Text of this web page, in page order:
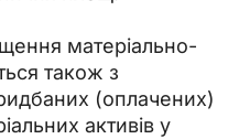
матеріально-
також з
(оплачених)
активів у